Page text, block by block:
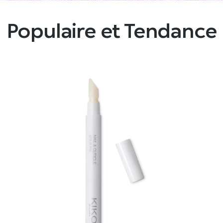
Populaire et Tendance